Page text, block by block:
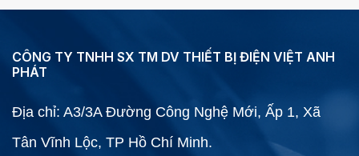
CÔNG TY TNHH SX TM DV THIẾT BỊ ĐIỆN VIỆT ANH
PHÁT
Địa chỉ: A3/3A Đường Công Nghệ Mới, Ấp 1, Xã
Tân Vĩnh Lộc, TP Hồ Chí Minh.